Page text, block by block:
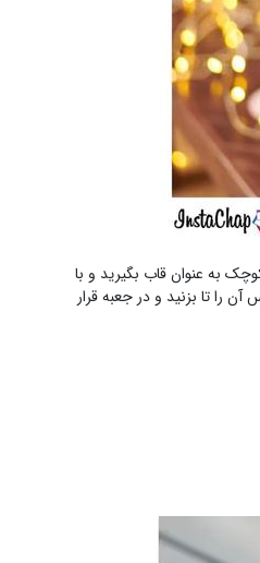
به عنوان قاب بگیرید و با
را تا بزنید و در جعبه قرار